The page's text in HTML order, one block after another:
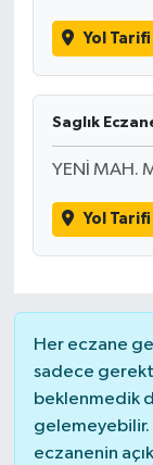
Yol Tarifi
Saglık
YENİ MAH.
Yol Tarifi
Her eczane
sadece
beklenmedik
gelemeyebilir.
eczanenin